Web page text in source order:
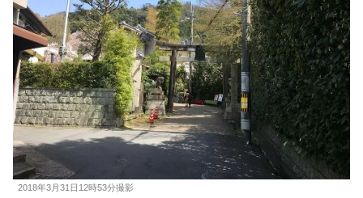
2018年3月31日12時53分撮影